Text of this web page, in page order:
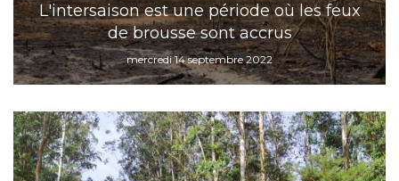
L'intersaison est une période où les feux
de brousse sont accrus
mercredi 14 septembre 2022